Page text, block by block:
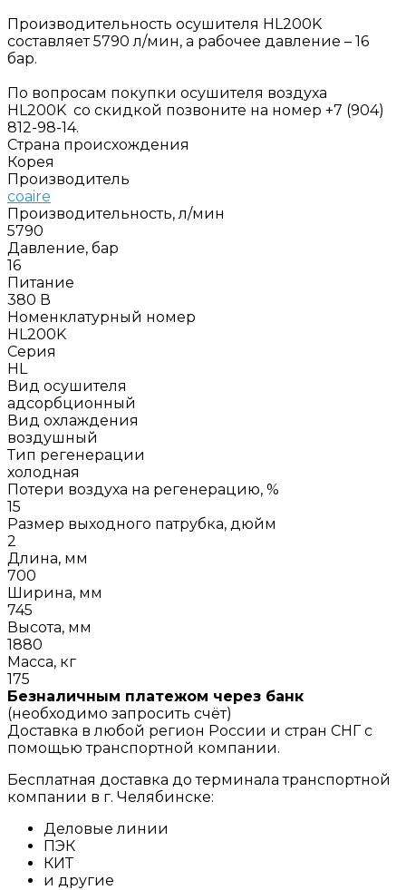
Производительность осушителя HL200K
составляет 5790 л/мин, а рабочее давление – 16
бар.
По вопросам покупки осушителя воздуха
HL200K со скидкой позвоните на номер +7 (904)
812-98-14.
Страна происхождения
Корея
Производитель
coaire
Производительность, л/мин
5790
Давление, бар
16
Питание
380 В
Номенклатурный номер
HL200K
Серия
HL
Вид осушителя
адсорбционный
Вид охлаждения
воздушный
Тип регенерации
холодная
Потери воздуха на регенерацию, %
15
Размер выходного патрубка, дюйм
2
Длина, мм
700
Ширина, мм
745
Высота, мм
1880
Масса, кг
175
Безналичным платежом через банк
(необходимо запросить счёт)
Доставка в любой регион России и стран СНГ с
помощью транспортной компании.
Бесплатная доставка до терминала транспортной
компании в г. Челябинске:
Деловые линии
ПЭК
КИТ
и другие